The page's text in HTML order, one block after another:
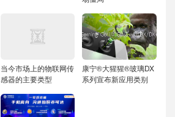
当今市场上的物联网传
感器的主要类型
康宁®大猩猩®玻璃DX
系列宣布新应用类别